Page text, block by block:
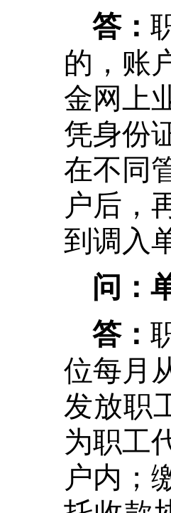
答：
的，账
金网上
凭身份
在不同
户后，
到调入
问：
答：
位每月
发放职
为职工
户内；